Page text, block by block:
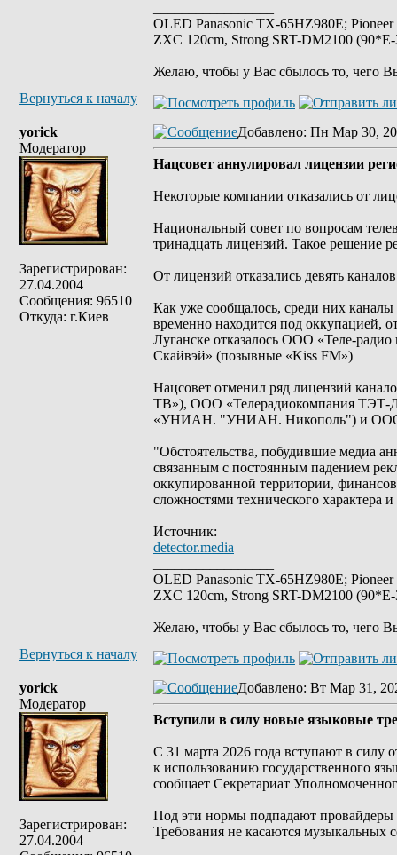
OLED Panasonic TX-65HZ980E;
ZXC 120cm, Strong SRT-DM2100
Желаю, чтобы у Вас сбылось то, чего
Вернуться к началу
yorick
Модератор
Зарегистрирован:
27.04.2004
Сообщения: 96510
Откуда: г.Киев
Добавлено: Пн Мар 30,
Нацсовет аннулировал лицензии
Некоторые компании отказались от
Национальный совет по вопросам
тринадцать лицензий. Такое решение
От лицензий отказались девять
Как уже сообщалось, среди них
временно находится под оккупацией,
Луганске отказалось ООО «Теле-
Скайвэй» (позывные «Kiss FM»)
Нацсовет отменил ряд лицензий
ТВ»), ООО «Телерадиокомпания ТЭТ-
«УНИАН. "УНИАН. Никополь") и
"Обстоятельства, побудившие медиа
связанным с постоянным падением
оккупированной территории,
сложностями технического характера и
Источник:
detector.media
OLED Panasonic TX-65HZ980E;
ZXC 120cm, Strong SRT-DM2100
Желаю, чтобы у Вас сбылось то, чего
Вернуться к началу
yorick
Модератор
Зарегистрирован:
27.04.2004
Добавлено: Вт Мар 31,
Вступили в силу новые языковые
С 31 марта 2026 года вступают в силу
к использованию государственного
сообщает Секретариат
Под эти нормы подпадают провайдеры
Требования не касаются музыкальных